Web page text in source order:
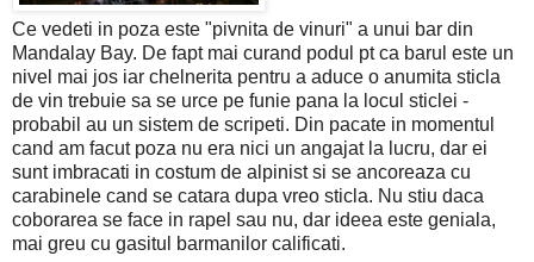
Ce vedeti in poza este "pivnita de vinuri" a unui bar din
Mandalay Bay. De fapt mai curand podul pt ca barul este un
nivel mai jos iar chelnerita pentru a aduce o anumita sticla
de vin trebuie sa se urce pe funie pana la locul sticlei -
probabil au un sistem de scripeti. Din pacate in momentul
cand am facut poza nu era nici un angajat la lucru, dar ei
sunt imbracati in costum de alpinist si se ancoreaza cu
carabinele cand se catara dupa vreo sticla. Nu stiu daca
coborarea se face in rapel sau nu, dar ideea este geniala,
mai greu cu gasitul barmanilor calificati.